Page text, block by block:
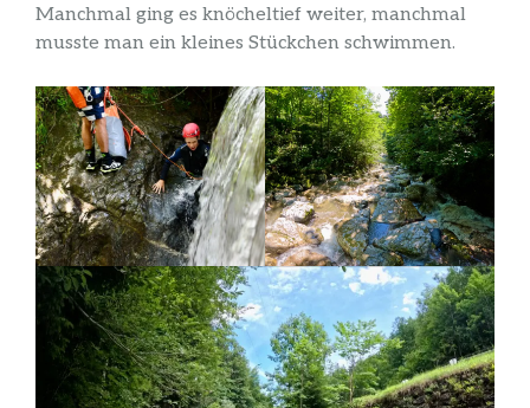
Manchmal ging es knöcheltief weiter, manchmal
musste man ein kleines Stückchen schwimmen.